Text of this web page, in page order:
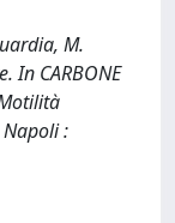
M.
In CARBONE
: